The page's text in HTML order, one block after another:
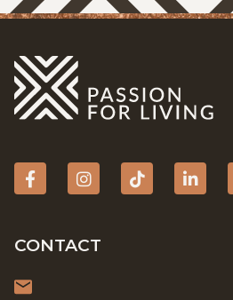
FacebookInstagram
tiktok
CONTACT